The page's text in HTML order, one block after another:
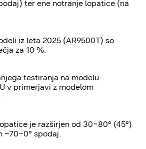
ter ene notranje lopatice (na
iz leta 2025 (AR9500T) so
za 10 %.
testiranja na modelu
v primerjavi z modelom
je razširjen od 30~80° (45°)
–70~0° spodaj.